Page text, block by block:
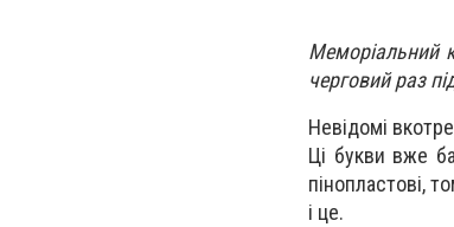
Меморіальний
черговий раз
Невідомі
Ці букви вже
пінопластові,
і це.